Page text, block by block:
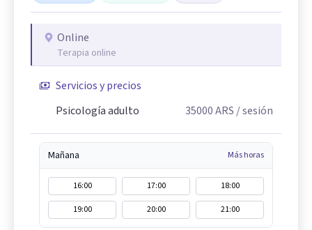
Online
Terapia online
Servicios y precios
Psicología adulto
35000ARS / sesión
Mañana Más horas
16:00 17:00
18:00
19:00
20:00 21:00